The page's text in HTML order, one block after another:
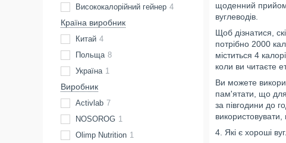
щоденний прийом.
вуглеводів.
Щоб дізнатися,
потрібно 2000
міститься 4
коли ви читаєте
Ви можете
пам'ятати, що
за півгодини до
4. Які є хороші
Висококалорійний гейнер 4
Країна виробник
Китай 4
Польща 8
Україна 1
Виробник
Activlab 7
NOSOROG 1
Olimp Nutrition 1